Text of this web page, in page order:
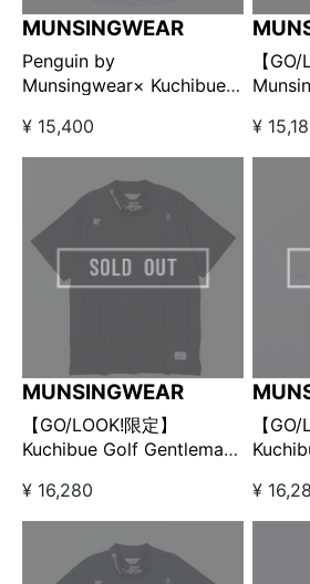
MUNSINGWEAR
Penguin by
Munsingwear× Kuchibue
フォードボタンダウンシャ
ツ ブルー【GO/LOOK!限定
¥ 15,400
【
¥
MUNSINGWEAR
【GO/LOOK!限定】
Kuchibue Golf Gentleman
ック ブラック
¥ 16,280
【
ック
¥